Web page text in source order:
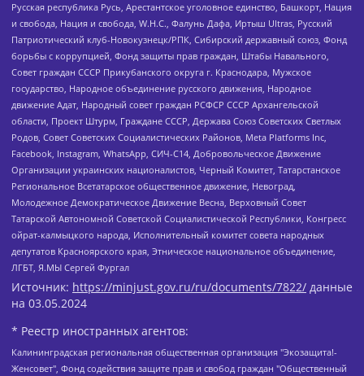
Русская республика Русь, Арестантское уголовное единство, Башкорт, Нация
и свобода, Нация и свобода, W.H.С., Фалунь Дафа, Иртыш Ultras, Русский
Патриотический клуб-Новокузнецк/РПК, Сибирский державный союз, Фонд
борьбы с коррупцией, Фонд защиты прав граждан, Штабы Навального,
Совет граждан СССР Прикубанского округа г. Краснодара, Мужское
государство, Народное объединение русского движения, Народное
движение Адат, Народный совет граждан РСФСР СССР Архангельской
области, Проект Штурм, Граждане СССР, Держава Союз Советских Светлых
Родов, Совет Советских Социалистических Районов, Meta Platforms Inc,
Facebook, Instagram, WhatsApp, СИЧ-С14, Добровольческое Движение
Организации украинских националистов, Черный Комитет, Татарстанское
Региональное Всетатарское общественное движение, Невоград,
Молодежное Демократическое Движение Весна, Верховный Совет
Татарской Автономной Советской Социалистической Республики, Конгресс
ойрат-калмыцкого народа, Исполнительный комитет совета народных
депутатов Красноярского края, Этническое национальное объединение,
ЛГБТ, Я.МЫ Сергей Фургал
Источник: https://minjust.gov.ru/ru/documents/7822/ данные
на 03.05.2024
* Реестр иностранных агентов:
Калининградская региональная общественная организация "Экозащита!-Женсовет", Фонд содействия защите прав и свобод граждан "Общественный вердикт", Фонд "Институт Развития Свободы Информации", Частное учреждение "Информационное агентство МЕМО. РУ", Региональная общественная организация "Общественная комиссия по сохранению наследия академика Сахарова", Фонд поддержки свободы прессы, Санкт-Петербургская общественная правозащитная организация "Гражданский контроль", Межрегиональная общественная организация "Информационно-просветительский центр "Мемориал", Региональный Фонд "Центр Защиты Прав Средств Массовой Информации", с 05.12.2023 Фонд "Центр Защиты Прав Средств массовой информации", Региональная общественная благотворительная организация помощи беженцам и мигрантам "Гражданское содействие", Негосударственное образовательное учреждение дополнительного профессионального образования (повышение квалификации) специалистов "АКАДЕМИЯ ПО ПРАВАМ ЧЕЛОВЕКА", Свердловская региональная общественная организация "Сутяжник", Автономная некоммерческая организация "Центр независимых социологических исследований", Союз общественных объединений "Российский исследовательский центр по правам человека", Региональное общественное учреждение научно-информационный центр "МЕМОРИАЛ", Некоммерческая организация "Фонд защиты гласности", Автономная некоммерческая организация "Институт прав человека", Городская общественная организация "Екатеринбургское общество "МЕМОРИАЛ", Городская общественная организация "Рязанское историко-просветительское и правозащитное общество "Мемориал" (Рязанский Мемориал), Челябинский региональный орган общественной самодеятельности – женское общественное объединение "Женщины Евразии", Челябинский региональный орган общественной самодеятельности "Уральская правозащитная группа", Фонд содействия защите здоровья и социальной справедливости имени Андрея Рылькова, Автономная Некоммерческая Организация "Аналитический Центр Юрия Левады", Автономная некоммерческая организация социальной поддержки населения "Проект Апрель", Региональная общественная организация помощи женщинам и детям, находящимся в кризисной ситуации "Информационно-методический центр "Анна", Фонд содействия развитию массовых коммуникаций и правовому просвещению "Так-так-Так", Фонд содействия устойчивому развитию "Серебряная тайга", Свердловский региональный общественный фонд социальных проектов "Новое время", "Idel.Реалии", Кавказ.Реалии, Крым.Реалии, Телеканал Настоящее Время, Татаро-башкирская служба Радио Свобода (Azatliq Radiosi), Радио Свободная Европа/Радио Свобода (PCE/PC), "Сибирь.Реалии", "Фактограф", Благотворительный фонд помощи осужденным и их семьям, Автономная некоммерческая организация "Институт глобализации и социальных движений", Фонд "В защиту прав заключенных", Частное учреждение "Центр поддержки и содействия развитию средств массовой информации", Пензенский региональный общественный благотворительный фонд "Гражданский союз", "Север.Реалии", Некоммерческая организация Фонд "Правовая инициатива", Общество с ограниченной ответственностью "Радио Свободная Европа/Радио Свобода", Чешское информационное агентство "MEDIUM-ORIENT", Красноярская региональная общественная организация "Мы против СПИДа", Камалягин Денис Николаевич, Маркелов Сергей Евгеньевич, Пономарев Лев Александрович, Савицкая Людмила Алексеевна, Автономная некоммерческая организация "Центр по работе с проблемой насилия "НАСИЛИЮ.НЕТ", Межрегиональный профессиональный союз работников здравоохранения "Альянс врачей", Юридическое лицо, зарегистрированное в Латвийской Республике, SIA "Medusa Project" (регистрационный номер 40103797863, дата регистрации 10.06.2014), Некоммерческая организация "Фонд по борьбе с коррупцией", Автономная некоммерческая организация "Институт права и публичной политики", Баданин Роман Сергеевич, Гликин Максим Александрович, Железнова Мария Михайловна, Лукьянова Юлия Сергеевна, Маетная Елизавета Витальевна, Маняхин Петр Борисович, Чуракова Ольга Владимировна, Ярош Юлия Петровна, Юридическое лицо "The Insider SIA", зарегистрированное в Риге, Латвийская Республика (дата регистрации 26.06.2015), являющееся администратором доменного имени интернет-издания "The Insider SIA", https://theins.ru, Постернак Алексей Евгеньевич, Рубин Михаил Аркадьевич, Анин Роман Александрович, Юридическое лицо Istories fonds, зарегистрированное в Латвийской Республике (регистрационный номер 50008295751, дата регистрации 24.02.2020), Великовский Дмитрий Александрович, Долинина Ирина Николаевна, Мароховская Алеся Алексеевна, Шлейнов Роман Юрьевич, Шмагун Олеся Валентиновна, Общество с ограниченной ответственностью "Альтаир 2021", Общество с ограниченной ответственностью "Вега 2021", Общество с ограниченной ответственностью "Главный редактор 2021", Общество с ограниченной ответственностью "Ромашки монолит", Важенков Артем Валерьевич, Ивановская областная общественная организация "Центр гендерных исследований", Гурман Юрий Альбертович, Медиапроект "ОВД-Инфо", Егоров Владимир Владимирович, Жилинский Владимир Александрович, Общество с ограниченной ответственностью "ЗП", Иванова София Юрьевна, Карезина Инна Павловна, Кильтау Екатерина Викторовна, Петров Алексей Викторович, Пискунов Сергей Евгеньевич, Смирнов Сергей Сергеевич, Тихонов Михаил Сергеевич, Общество с ограниченной ответственностью "ЖУРНАЛИСТ-ИНОСТРАННЫЙ АГЕНТ", Арапова Галина Юрьевна, Вольтская Татьяна Анатольевна, Американская компания "Mason G.E.S. Anonymous Foundation" (США), являющаяся владельцем интернет-издания https://mnews.world/, Компания "Stichting Bellingcat", зарегистрированная в Нидерландах (дата регистрации 11.07.2018), Захаров Андрей Вячеславович, Клепиковская Екатерина Дмитриевна, Общество с ограниченной ответственностью "МЕМО", Перл Роман Александрович, Симонов Евгений Алексеевич, Соловьева Елена Анатольевна, Сотников Даниил Владимирович, Сурначева Елизавета Дмитриевна, Автономная некоммерческая организация по защите прав человека и информированию населения "Якутия – Наше Мнение", Общество с ограниченной ответственностью "Москоу диджитал медиа", с 26.01.2023 Общество с ограниченной ответственностью "Чайка Белые сады", Ветошкина Валерия Валерьевна, Заговора Максим Александрович, Межрегиональное общественное движение "Российская ЛГБТ - сеть", Оленичев Максим Владимирович, Павлов Иван Юрьевич, Скворцова Елена Сергеевна, Общество с ограниченной ответственностью "Как бы инагент", Кочетков Игорь Викторович, Общество с ограниченной ответственностью "Честные выборы", Еланчик Олег Александрович, Общество с ограниченной ответственностью "Нобелевский призыв", Гималова Регина Эмилевна, Григорьев Андрей Валерьевич, Григорьева Алина Александровна, Ассоциация по содействию защите прав призывников, альтернативнослужащих и военнослужащих "Правозащитная группа "Гражданин.Армия.Право", Хисамова Регина Фаритовна, Автономная некоммерческая организация по реализации социально-правовых программ "Лилит", Дальневосточное общественное движение "Маяк", Санкт-Петербургская ЛГБТ-инициативная группа "Выход", Инициативная группа ЛГБТ+ "Реверс", Алексеев Андрей Викторович, Бекбулатова Таисия Львовна, Беляев Иван Михайлович, Владыкина Елена Сергеевна, Гельман Марат Александрович, Никульшина Вероника Юрьевна, Толоконникова Надежда Андреевна, Шендерович Виктор Анатольевич, Общество с ограниченной ответственностью "Данное сообщение", Общество с ограниченной ответственностью Издательский дом "Новая глава", Айнбиндер Александра Александровна, Московский комьюнити-центр для ЛГБТ+инициатив, Благотворительный фонд развития филантропии, Deutsche Welle (Германия, Kurt-Schumacher-Strasse 3, 53113 Bonn), Борзунова Мария Михайловна, Воробьев Виктор Викторович, Голубева Анна Львовна, Константинова Алла Михайловна, Малкова Ирина Владимировна, Мурадов Мурад Абдулгалимович, Осетинская Елизавета Николаевна, Понасенков Евгений Николаевич, Ганапольский Матвей Юрьевич, Киселев Евгений Алексеевич, Борухович Ирина Григорьевна, Дремин Иван Тимофеевич, Дубровский Дмитрий Викторович, Красноярская региональная общественная организация поддержки и развития альтернативных образовательных технологий и межкультурных коммуникаций "ИНТЕРРА", Маяковская Екатерина Алексеевна, Фейгин Марк Захарович, Филимонов Андрей Викторович, Дзугкоева Регина Николаевна, Доброхотов Роман Александрович, Дудь Юрий Александрович, Елкин Сергей Владимирович, Кругликов Кирилл Игоревич, Сабунаева Мария Леонидовна, Семенов Алексей Владимирович, Шаинян Карен Багратович, Шульман Екатерина Михайловна, Асафьев Артур Валерьевич, Вахштайн Виктор Семенович, Венедиктов Алексей Алексеевич, Лушникова Екатерина Евгеньевна, Волков Леонид Михайлович, Невзоров Александр Глебович, Пархоменко Сергей Борисович, Сироткин Ярослав Николаевич, Кара-Мурза Владимир Владимирович, Баранова Наталья Владимировна, Гозман Леонид Яковлевич, Кагарлицкий Борис Юльевич, Климарев Михаил Валерьевич, Милов Владимир Станиславович, Автономная некоммерческая организация Краснодарский центр современного искусства "Типография", Моргенштерн Алишер Тагирович, Соболь Любовь Эдуардовна, Общество с ограниченной ответственностью "ЛИЗА НОРМ", Каспаров Гарри Кимович, Ходорковский Михаил Борисович, Общество с ограниченной ответственностью "Апрельские тезисы", Данилович Ирина Брониславовна, Кашин Олег Владимирович, Петров Николай Владимирович, Пивоваров Алексей Владимирович, Соколов Михаил Владимирович, Цветкова Юлия Владимировна, Чичваркин Евгений Александрович, Комитет против пыток/Команда против пыток, Общество с ограниченной ответственностью "Первый научный", Общество с ограниченной ответственностью "Вертолет и ко", Белоцерковская Вероника Борисовна, Кац Максим Евгеньевич, Лазарева Татьяна Юрьевна, Шаведдинов Руслан Табризович, Яшин Илья Валерьевич, Общество с ограниченной ответственностью "Иноагент ААВ", Алешковский Дмитрий Петрович, Альбац Евгения Марковна, Быков Дмитрий Львович, Галямина Юлия Евгеньевна, Лойко Сергей Леонидович, Мартынов Кирилл Константинович, Медведев Сергей Александрович, Крашенинников Федор Геннадиевич, Гордеева Катерина Вл